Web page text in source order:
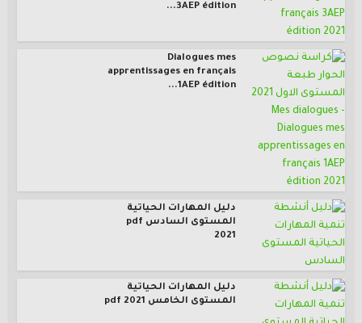
3AEP édition...
Dialogues mes
apprentissages en français
1AEP édition...
دليل المهارات الحياتية
المستوى السادس pdf
2021
دليل المهارات الحياتية
المستوى الخامس pdf 2021